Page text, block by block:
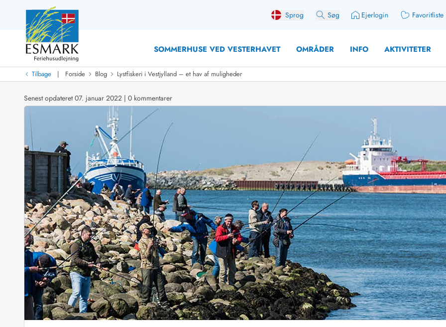
Sprog Søg Ejerlogin Favoritliste
SOMMERHUSE VED VESTERHAVET OMRÅDER INFO AKTIVITETER
Last Minute
Last minute
Nyheder
Med swimmingpool
Sommerhuse med hund
Nyrenoverede sommerhuse
Sommerhuse med slutrengøring inklusive
Sommerhuse tæt ved vandet
Sommerhuse med internet
Nybyggede sommerhuse
Sommerhuse med sauna
Røgfrie/ikke-ryger sommerhuse
Sommerhuse med udsigt
Sommerhuse med spa
Sommerhuse med fredagsskift
Sommerhuse med lørdagsskift
Sommerhuse med ladestation (elbil)
Feriehuse med brændeovn
Luksussommerhuse
Sommerhuse med ydersæsonrabat
Sommerhuse for 2 personer
Sommerhuse for 4 Personer
Sommerhuse for 6 Personer
Sommerhuse for 8 Personer
Sommerhuse for 10
Sommerhuse for 12
Sommerhuse for 14
Store sommerhuse (for
Sommerhuse i
Sommerhuse i
Sommerhuse i
Sommerhuse i
Sommerhuse i juleferien
Sommerhuse til nytår
Sommerhuse i BjerregårdSommerhuse i BlåvandSommerhuse i Hvide SandeSommerhuse i Søndervig
Sommerhuse i Årgab
Sommerhuse i Arrild
Sommerhuse i Bjerregård
Sommerhuse i Henne Strand
Sommerhuse i Ho
Sommerhuse i Houstrup
Sommerhuse i Lodbjerg
Sommerhuse i Nr.
Sommerhuse på Rømø
Tilbage | Forside Blog Lystfiskeri i Vestjylland – et hav af muligheder
Senest opdateret 07. januar 2022 | 0 kommentarer